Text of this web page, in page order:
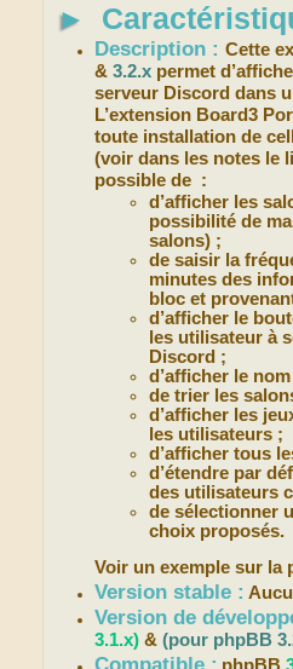
►
Description :Cette
&3.2.x permet
serveur Discord dans
L’extension Board3
toute installation de
(voir dans les notes le
possible de :
d’afficher les
possibilité de
salons) ;
de saisir la
minutes des
bloc et
d’afficher le
les utilisateur à
Discord ;
d’afficher le
de trier les
d’afficher les
les utilisateurs ;
d’afficher tous
d’étendre par
des utilisateurs
de sélectionner
choix proposés.
Voir un exemple sur la
Version stable :
Version de
3.1.x) &(pour phpBB